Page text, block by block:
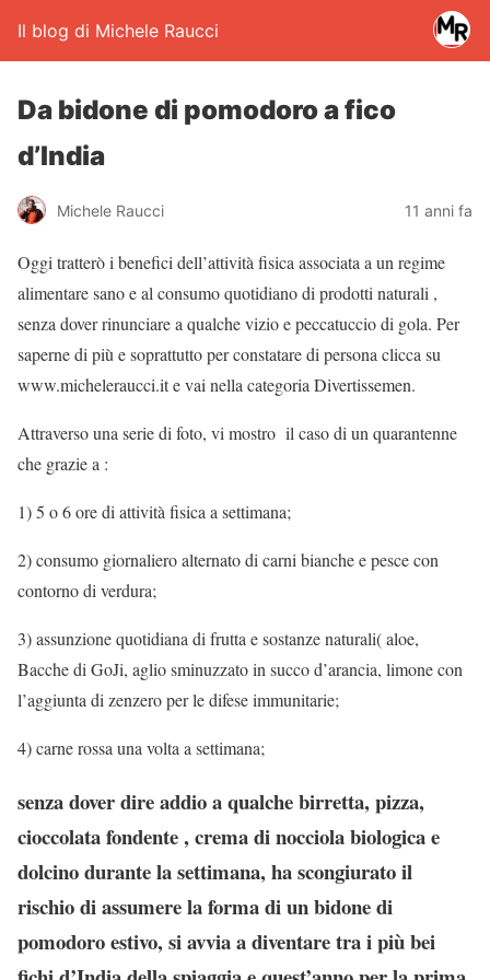
Il blog di Michele Raucci
Da bidone di pomodoro a fico
d’India
Michele Raucci 11 anni fa
Oggi tratterò i benefici dell’attività fisica associata a un regime
alimentare sano e al consumo quotidiano di prodotti naturali ,
senza dover rinunciare a qualche vizio e peccatuccio di gola. Per
saperne di più e soprattutto per constatare di persona clicca su
www.micheleraucci.it e vai nella categoria Divertissemen.
Attraverso una serie di foto, vi mostro il caso di un quarantenne
che grazie a :
1) 5 o 6 ore di attività fisica a settimana;
2) consumo giornaliero alternato di carni bianche e pesce con
contorno di verdura;
3) assunzione quotidiana di frutta e sostanze naturali( aloe,
Bacche di GoJi, aglio sminuzzato in succo d’arancia, limone con
l’aggiunta di zenzero per le difese immunitarie;
4) carne rossa una volta a settimana;
senza dover dire addio a qualche birretta, pizza,
cioccolata fondente , crema di nocciola biologica e
dolcino durante la settimana, ha scongiurato il
rischio di assumere la forma di un bidone di
pomodoro estivo, si avvia a diventare tra i più bei